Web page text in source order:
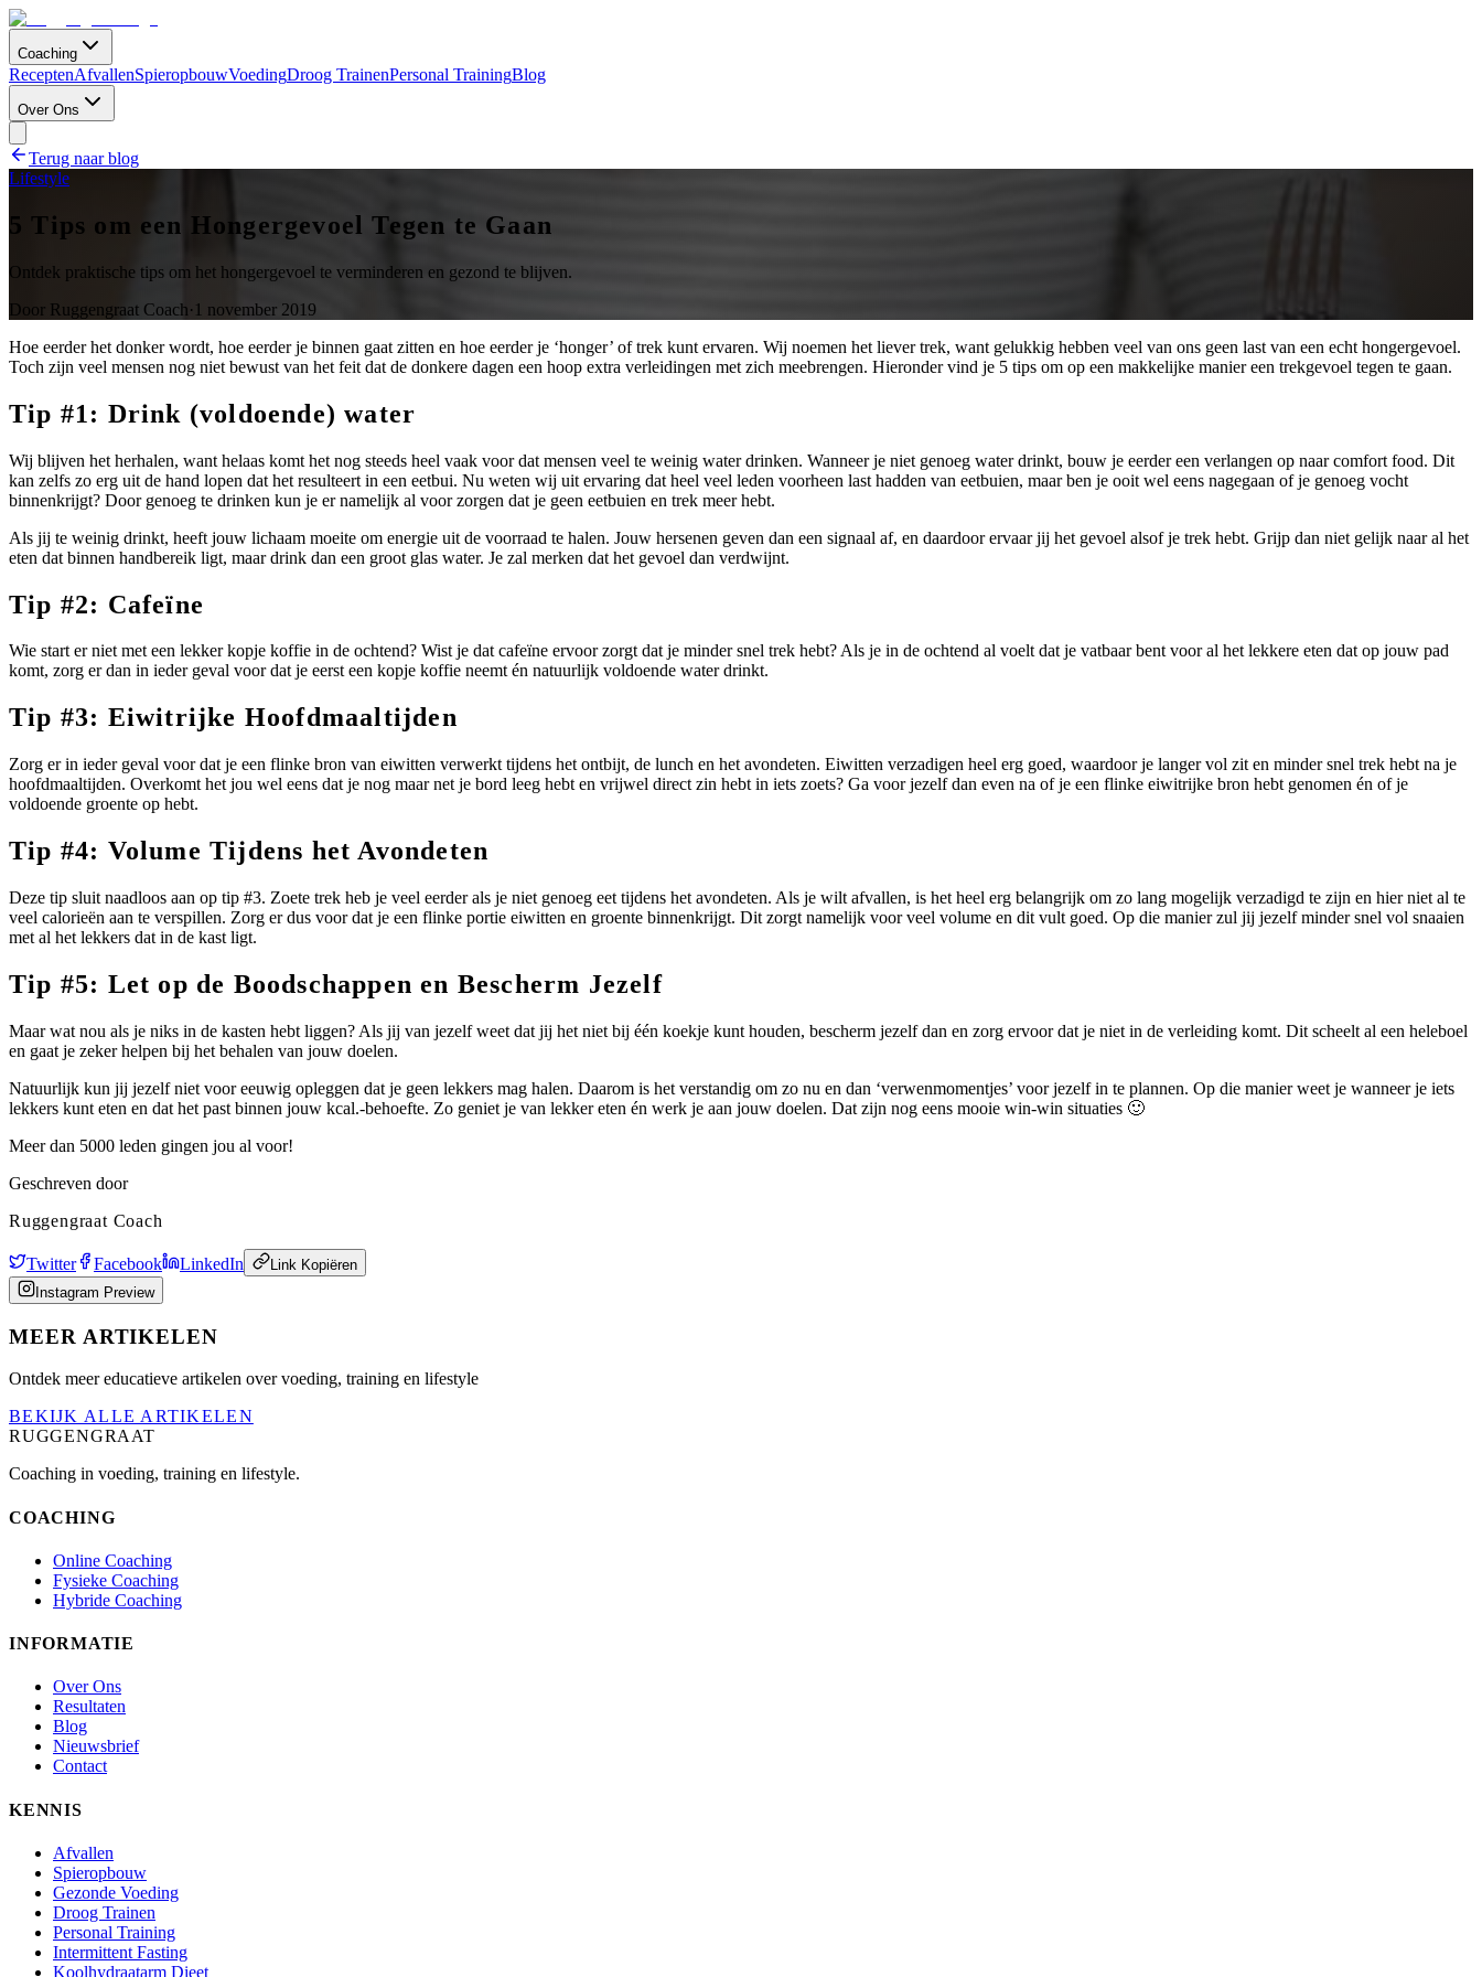
Coaching
ReceptenAfvallenSpieropbouwVoedingDroog TrainenPersonal TrainingBlog
Over Ons
Terug naar blog
Lifestyle
5 Tips om een Hongergevoel Tegen te Gaan
Ontdek praktische tips om het hongergevoel te verminderen en gezond te blijven.
Door Ruggengraat Coach· 1 november 2019
Hoe eerder het donker wordt, hoe eerder je binnen gaat zitten en hoe eerder je ‘honger’ of trek kunt ervaren. Wij noemen het liever trek, want gelukkig hebben veel van ons geen last van een echt hongergevoel.
Toch zijn veel mensen nog niet bewust van het feit dat de donkere dagen een hoop extra verleidingen met zich meebrengen. Hieronder vind je 5 tips om op een makkelijke manier een trekgevoel tegen te gaan.
Tip #1: Drink (voldoende) water
Wij blijven het herhalen, want helaas komt het nog steeds heel vaak voor dat mensen veel te weinig water drinken. Wanneer je niet genoeg water drinkt, bouw je eerder een verlangen op naar comfort food. Dit
kan zelfs zo erg uit de hand lopen dat het resulteert in een eetbui. Nu weten wij uit ervaring dat heel veel leden voorheen last hadden van eetbuien, maar ben je ooit wel eens nagegaan of je genoeg vocht
binnenkrijgt? Door genoeg te drinken kun je er namelijk al voor zorgen dat je geen eetbuien en trek meer hebt.
Als jij te weinig drinkt, heeft jouw lichaam moeite om energie uit de voorraad te halen. Jouw hersenen geven dan een signaal af, en daardoor ervaar jij het gevoel alsof je trek hebt. Grijp dan niet gelijk naar al het
eten dat binnen handbereik ligt, maar drink dan een groot glas water. Je zal merken dat het gevoel dan verdwijnt.
Tip #2: Cafeïne
Wie start er niet met een lekker kopje koffie in de ochtend? Wist je dat cafeïne ervoor zorgt dat je minder snel trek hebt? Als je in de ochtend al voelt dat je vatbaar bent voor al het lekkere eten dat op jouw pad
komt, zorg er dan in ieder geval voor dat je eerst een kopje koffie neemt én natuurlijk voldoende water drinkt.
Tip #3: Eiwitrijke Hoofdmaaltijden
Zorg er in ieder geval voor dat je een flinke bron van eiwitten verwerkt tijdens het ontbijt, de lunch en het avondeten. Eiwitten verzadigen heel erg goed, waardoor je langer vol zit en minder snel trek hebt na je
hoofdmaaltijden. Overkomt het jou wel eens dat je nog maar net je bord leeg hebt en vrijwel direct zin hebt in iets zoets? Ga voor jezelf dan even na of je een flinke eiwitrijke bron hebt genomen én of je
voldoende groente op hebt.
Tip #4: Volume Tijdens het Avondeten
Deze tip sluit naadloos aan op tip #3. Zoete trek heb je veel eerder als je niet genoeg eet tijdens het avondeten. Als je wilt afvallen, is het heel erg belangrijk om zo lang mogelijk verzadigd te zijn en hier niet al te
veel calorieën aan te verspillen. Zorg er dus voor dat je een flinke portie eiwitten en groente binnenkrijgt. Dit zorgt namelijk voor veel volume en dit vult goed. Op die manier zul jij jezelf minder snel vol snaaien
met al het lekkers dat in de kast ligt.
Tip #5: Let op de Boodschappen en Bescherm Jezelf
Maar wat nou als je niks in de kasten hebt liggen? Als jij van jezelf weet dat jij het niet bij één koekje kunt houden, bescherm jezelf dan en zorg ervoor dat je niet in de verleiding komt. Dit scheelt al een heleboel
en gaat je zeker helpen bij het behalen van jouw doelen.
Natuurlijk kun jij jezelf niet voor eeuwig opleggen dat je geen lekkers mag halen. Daarom is het verstandig om zo nu en dan ‘verwenmomentjes’ voor jezelf in te plannen. Op die manier weet je wanneer je iets
lekkers kunt eten en dat het past binnen jouw kcal.-behoefte. Zo geniet je van lekker eten én werk je aan jouw doelen. Dat zijn nog eens mooie win-win situaties 🙂
Meer dan 5000 leden gingen jou al voor!
Geschreven door
Ruggengraat Coach
Twitter Facebook LinkedIn
Link Kopiëren
Instagram Preview
MEER ARTIKELEN
Ontdek meer educatieve artikelen over voeding, training en lifestyle
BEKIJK ALLE ARTIKELEN
RUGGENGRAAT
Coaching in voeding, training en lifestyle.
COACHING
Online Coaching
Fysieke Coaching
Hybride Coaching
INFORMATIE
Over Ons
Resultaten
Blog
Nieuwsbrief
Contact
KENNIS
Afvallen
Spieropbouw
Gezonde Voeding
Droog Trainen
Personal Training
Intermittent Fasting
Koolhydraatarm Dieet